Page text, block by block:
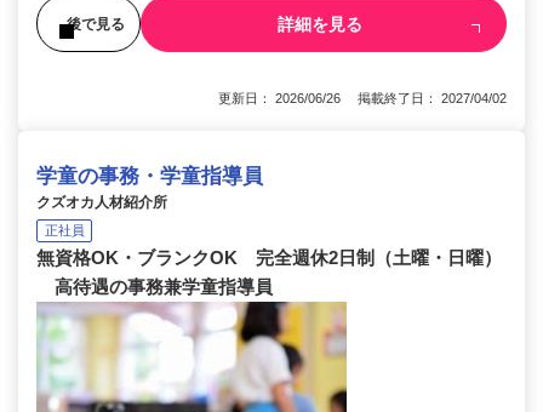
後で見る 詳細を見る
更新日： 2026/06/26 掲載終了日： 2027/04/02
学童の事務・学童指導員
クズオカ人材紹介所
正社員
無資格OK・ブランクOK 完全週休2日制（土曜・日曜）
高待遇の事務兼学童指導員